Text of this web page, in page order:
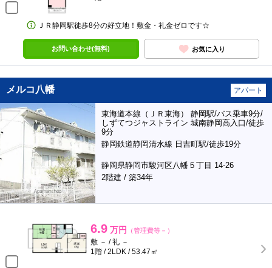
ＪＲ静岡駅徒歩8分の好立地！敷金・礼金ゼロです☆
お問い合わせ(無料) お気に入り
メルコ八幡 アパート
東海道本線（ＪＲ東海） 静岡駅/バス乗車9分/
しずてつジャストライン 城南静岡高入口/徒歩
9分
静岡鉄道静岡清水線 日吉町駅/徒歩19分
静岡県静岡市駿河区八幡５丁目 14-26
2階建 / 築34年
6.9 万円 （管理費等－）
敷 － / 礼 －
1階 / 2LDK / 53.47㎡